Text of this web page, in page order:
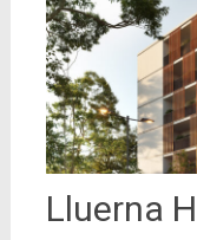
Lluerna